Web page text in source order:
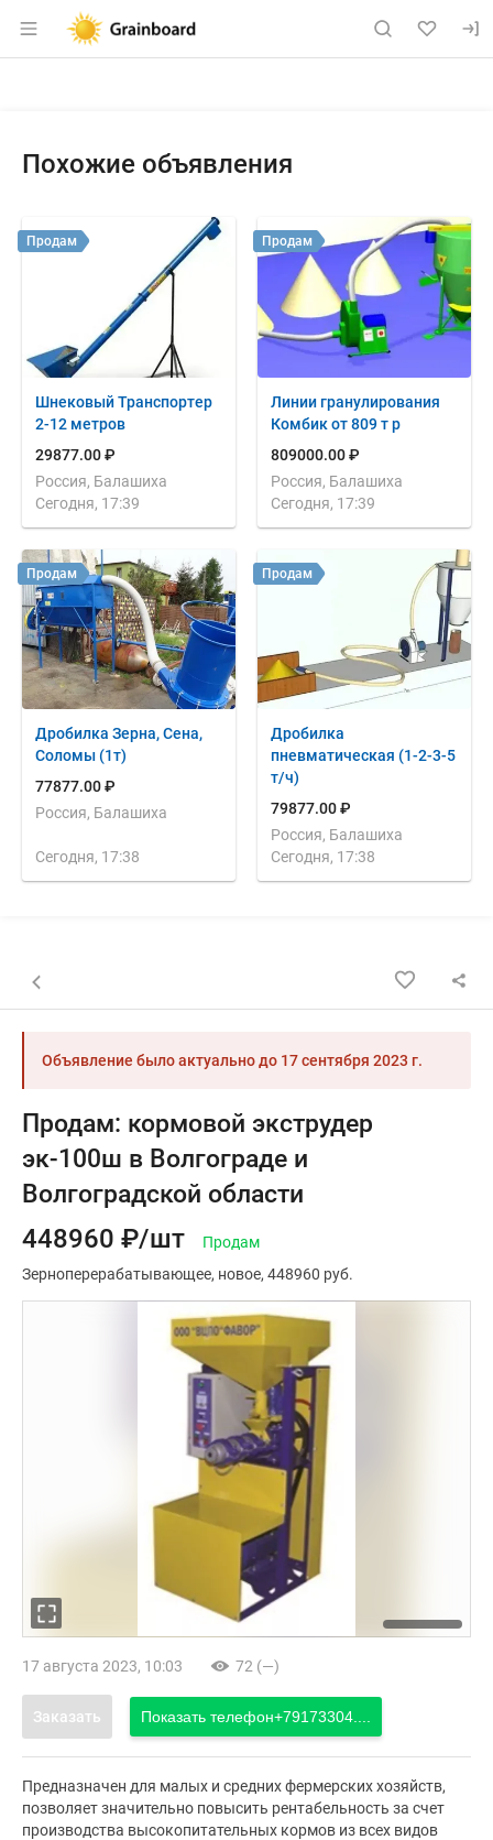
Раздел навигации по сайту
Похожие объявления
Шнековый Транспортер
2-12 метров
29877.00 ₽
Россия, Балашиха
Сегодня, 17:39
Продам
Линии гранулирования
Комбик от 809 т р
809000.00 ₽
Россия, Балашиха
Сегодня, 17:39
Продам
Дробилка Зерна, Сена,
Соломы (1т)
77877.00 ₽
Россия, Балашиха
Сегодня, 17:38
Продам
Дробилка
пневматическая (1-2-3-5
т/ч)
79877.00 ₽
Россия, Балашиха
Сегодня, 17:38
Продам
Назад к списку объявлений
Объявление было актуально до 17 сентября 2023 г.
Продам: кормовой экструдер
эк-100ш в Волгограде и
Волгоградской области
448960 ₽/шт
Продам
Зерноперерабатывающее новое 448960 руб.
17 августа 2023, 10:03 72 (—)
Заказать Показать телефон+79173304....
Предназначен для малых и средних фермерских хозяйств,
позволяет значительно повысить рентабельность за счет
производства высокопитательных кормов из всех видов